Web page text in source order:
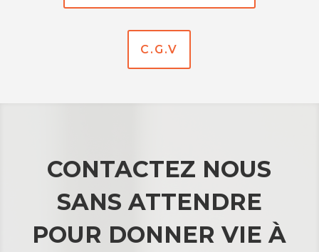
C.G.V
CONTACTEZ NOUS
SANS ATTENDRE
POUR DONNER VIE À